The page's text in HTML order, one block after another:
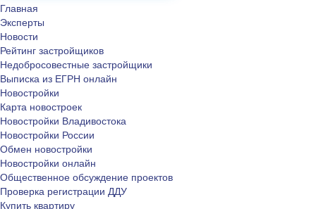
Главная
Эксперты
Новости
Рейтинг застройщиков
Недобросовестные застройщики
Выписка из ЕГРН онлайн
Новостройки
Карта новостроек
Новостройки Владивостока
Новостройки России
Обмен новостройки
Новостройки онлайн
Общественное обсуждение проектов
Проверка регистрации ДДУ
Купить квартиру